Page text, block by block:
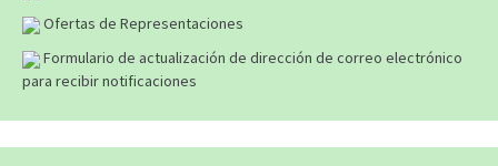
Ofertas de Representaciones
Formulario de actualización de dirección de correo electrónico
para recibir notificaciones